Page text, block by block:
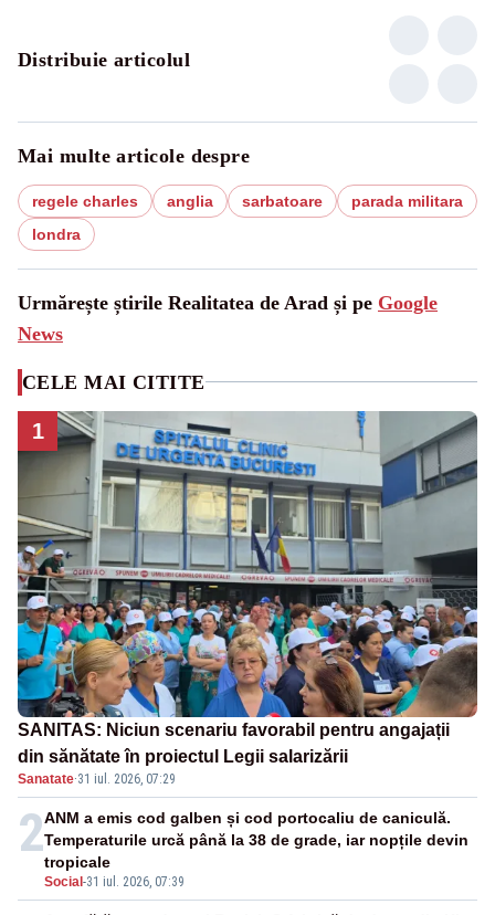
Distribuie articolul
Mai multe articole despre
regele charles anglia sarbatoare
parada militara
londra
Urmărește știrile Realitatea de Arad și pe Google
News
CELE MAI CITITE
1
SANITAS: Niciun scenariu favorabil pentru angajații
din sănătate în proiectul Legii salarizării
Sanatate·31 iul. 2026, 07:29
2
Social -31 iul. 2026, 07:39
ANM a emis cod galben și cod portocaliu de caniculă.
Temperaturile urcă până la 38 de grade, iar nopțile devin
tropicale